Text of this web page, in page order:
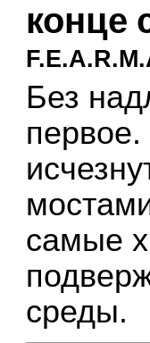
конце
Без
первое.
самые
среды.